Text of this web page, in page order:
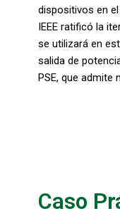
dispositivos en
IEEE ratificó la
se utilizará en
salida de
PSE, que
Caso